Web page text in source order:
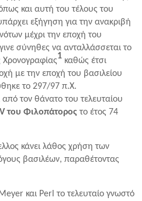
και αυτή του τέλους του
εξήγηση για την ανακριβή
μέχρι την εποχή του
σύνηθες να ανταλλάσσεται το
Χρονογραφίας1 καθώς έτσι
με την εποχή του βασιλείου
το 297/97 π.Χ.
τον θάνατο του τελευταίου
του Φιλοπάτοροςτο έτος 74
κάνει λάθος χρήση των
βασιλέων, παραθέτοντας
και Perl το τελευταίο γνωστό